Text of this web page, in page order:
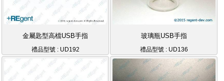
金屬匙型高檔USB手指
禮品型號 : UD192
玻璃瓶USB手指
禮品型號 : UD136